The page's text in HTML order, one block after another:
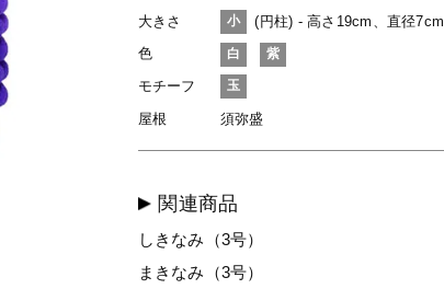
大きさ 小
(円柱) - 高さ19cm、直径7cm
色
白 紫
モチーフ 玉
屋根 須弥盛
関連商品
しきなみ（3号）
まきなみ（3号）